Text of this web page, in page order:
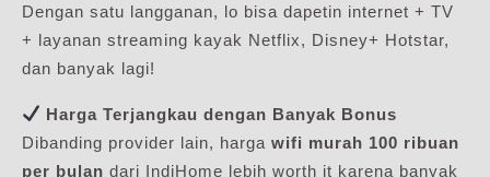
Dengan satu langganan, lo bisa dapetin internet + TV
+ layanan streaming kayak Netflix, Disney+ Hotstar,
dan banyak lagi!
Harga Terjangkau dengan Banyak Bonus
Dibanding provider lain, harga wifi murah 100 ribuan
per bulan dari IndiHome lebih worth it karena banyak